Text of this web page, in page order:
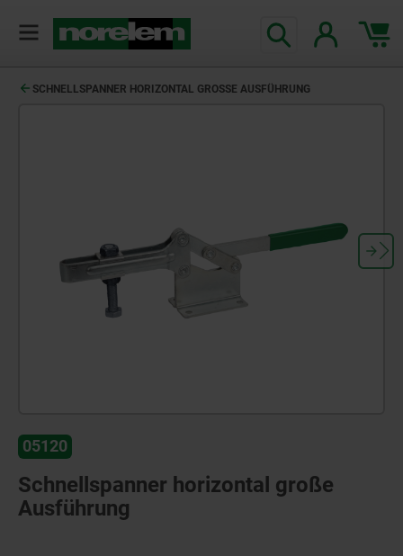
SCHNELLSPANNER HORIZONTAL GROSSE AUSFÜHRUNG
05120
Schnellspanner horizontal große
Ausführung